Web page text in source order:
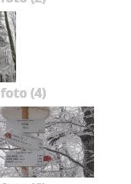
foto (4)